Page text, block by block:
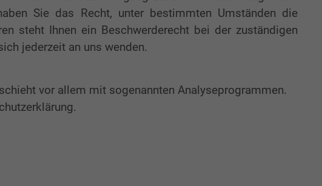
Sie das Recht, unter bestimmten Umständen die
steht Ihnen ein Beschwerderecht bei der zuständigen
jederzeit an uns wenden.
vor allem mit sogenannten Analyseprogrammen.